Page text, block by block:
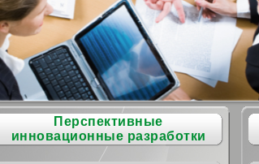
Перспективные
инновационные разработки